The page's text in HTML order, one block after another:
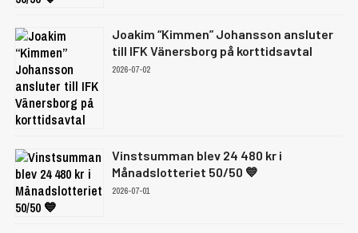
Joakim “Kimmen” Johansson ansluter
till IFK Vänersborg på korttidsavtal
2026-07-02
Vinstsumman blev 24 480 kr i
Månadslotteriet 50/50 💙
2026-07-01